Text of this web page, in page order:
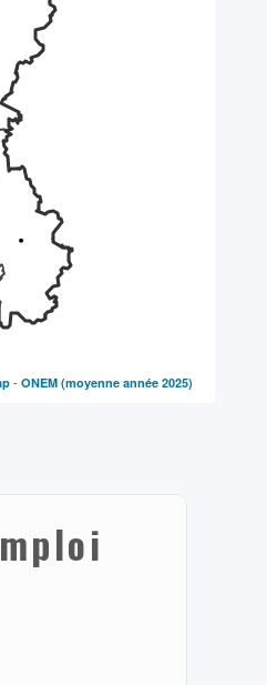
-ONEM (moyenne année 2025)